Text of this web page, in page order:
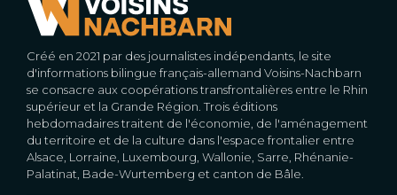
Créé en 2021 par des journalistes indépendants, le site
d'informations bilingue français-allemand Voisins-Nachbarn
se consacre aux coopérations transfrontalières entre le Rhin
supérieur et la Grande Région. Trois éditions
hebdomadaires traitent de l'économie, de l'aménagement
du territoire et de la culture dans l'espace frontalier entre
Alsace, Lorraine, Luxembourg, Wallonie, Sarre, Rhénanie-
Palatinat, Bade-Wurtemberg et canton de Bâle.